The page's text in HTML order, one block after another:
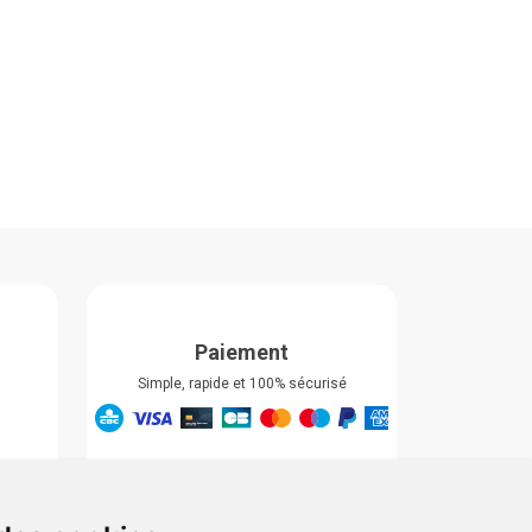
Paiement
Simple, rapide et 100% sécurisé